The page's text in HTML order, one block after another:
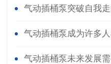
气动插桶泵突破自我
气动插桶泵成为许多
气动插桶泵未来发展